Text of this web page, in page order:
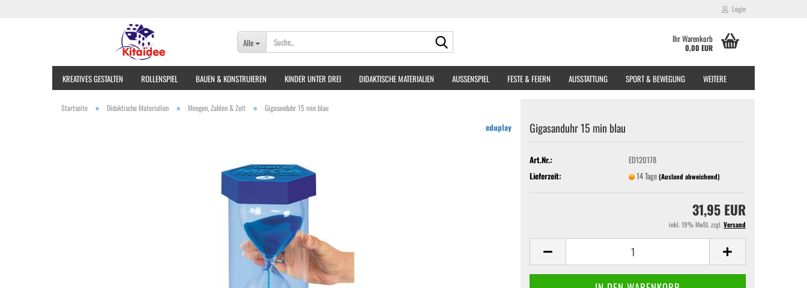
Login
Alle Ihr Warenkorb
0,00 EUR
KREATIVES GESTALTEN ROLLENSPIEL BAUEN & KONSTRUIEREN KINDER UNTER DREI DIDAKTISCHE MATERIALIEN AUSSENSPIEL FESTE & FEIERN AUSSTATTUNG SPORT & BEWEGUNG WEITERE
Startseite » Didaktische Materialien » Mengen, Zahlen & Zeit » Gigasanduhr 15 min blau
eduplay Gigasanduhr 15 min blau
Art.Nr.:
ED120178
Lieferzeit:
14 Tage(Ausland abweichend)
31,95 EUR
inkl. 19% MwSt. zzgl.Versand